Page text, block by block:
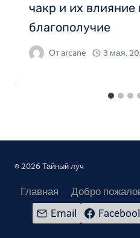
чакр и их влияние
благополучие
Отarcane 3 мая,
© 2026 Тайный луч
Главная Добро
Email